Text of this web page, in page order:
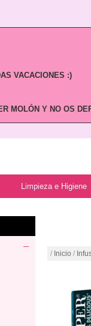
VACACIONES :)
MOLÓN Y NO OS
Limpieza e Higiene
/ Inicio /